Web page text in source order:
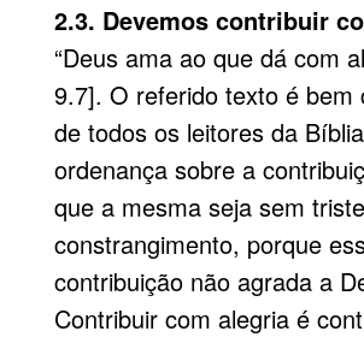
2.3. Devemos contribuir
“Deus ama ao que dá com
9.7]. O referido texto é bem
de todos os leitores da
ordenança sobre a
que a mesma seja sem
constrangimento, porque
contribuição não agrada a
Contribuir com alegria é